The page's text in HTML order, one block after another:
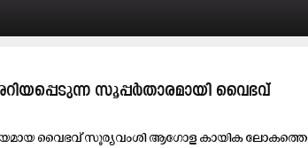
സൂപ്പർതാരമായി വൈഭവ്
വൈഭവ് സൂര്യവംശി ആഗോള കായിക ലോകത്തെ